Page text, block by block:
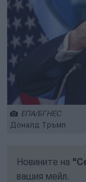
ЕПА/БГНЕС
Доналд Тръмп
Новините на
вашия мейл.